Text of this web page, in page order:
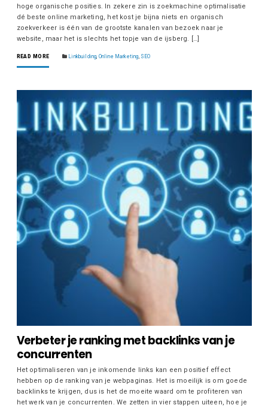
hoge organische posities. In zekere zin is zoekmachine optimalisatie
dé beste online marketing, het kost je bijna niets en organisch
zoekverkeer is één van de grootste kanalen van bezoek naar je
website, maar het is slechts het topje van de ijsberg. […]
READ MORE Linkbuilding Online Marketing SEO
Verbeter je ranking met backlinks van je
concurrenten
Het optimaliseren van je inkomende links kan een positief effect
hebben op de ranking van je webpaginas. Het is moeilijk is om goede
backlinks te krijgen, dus is het de moeite waard om te profiteren van
het werk van je concurrenten. We zetten in vier stappen uiteen, hoe je